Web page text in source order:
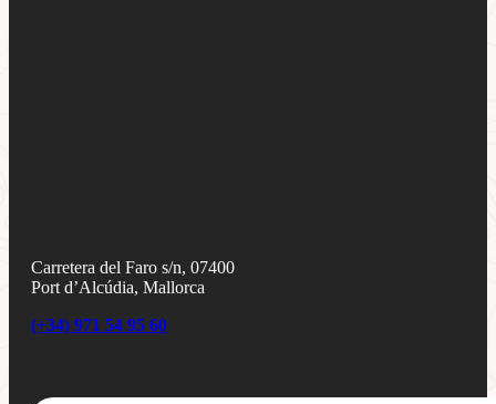
Carretera del Faro s/n, 07400
Port d’Alcúdia, Mallorca
(+34) 971 54 95 60